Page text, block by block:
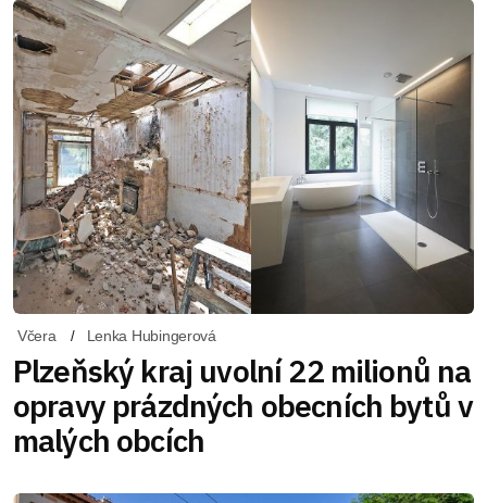
Včera Lenka Hubingerová
Plzeňský kraj uvolní 22 milionů na
opravy prázdných obecních bytů v
malých obcích